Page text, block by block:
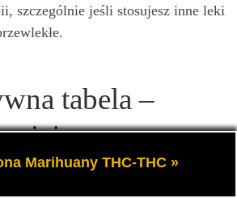
szczególnie jeśli stosujesz inne leki
tabela –
i ich
Marihuany THC-THC »